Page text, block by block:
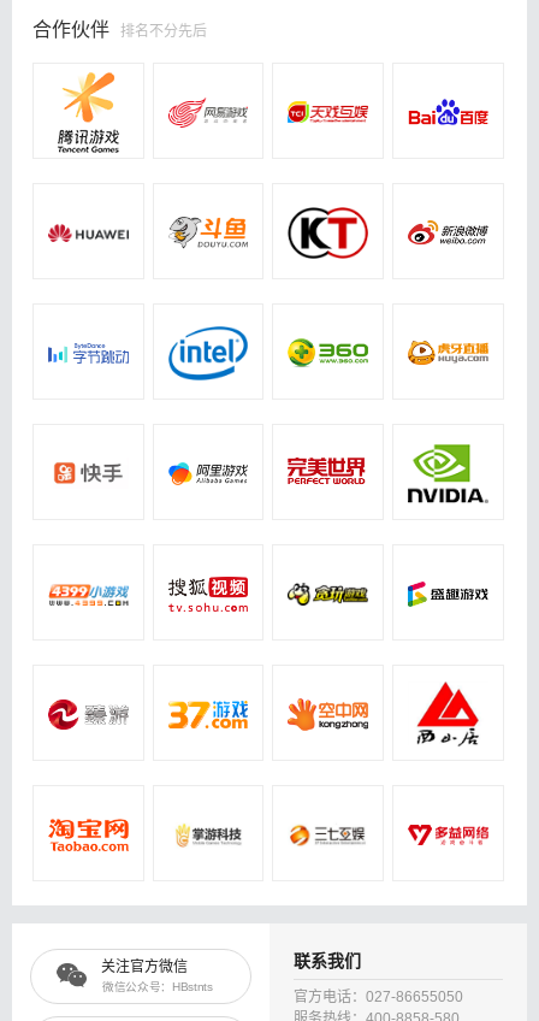
合作伙伴 排名不分先后
关注官方微信
微信公众号：HBstnts
联系我们
官方电话：027-86655050